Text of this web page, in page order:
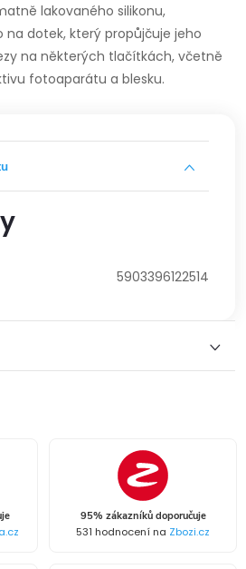
lakovaného silikonu,
dotek, který propůjčuje jeho
na některých tlačítkách, včetně
fotoaparátu a blesku.
5903396122514
95% zákazníků doporučuje
531 hodnocení na Zbozi.cz